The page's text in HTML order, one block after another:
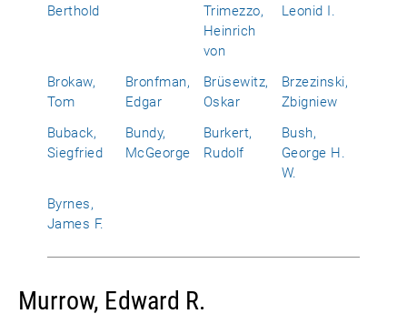
Berthold
Trimezzo,
Heinrich
von
Leonid I.
Brokaw,
Tom
Bronfman,
Edgar
Brüsewitz,
Oskar
Brzezinski,
Zbigniew
Buback,
Siegfried
Bundy,
McGeorge
Burkert,
Rudolf
Bush,
George H.
W.
Byrnes,
James F.
Murrow, Edward R.